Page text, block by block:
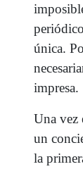
única.
impresa.
Una vez
un
la